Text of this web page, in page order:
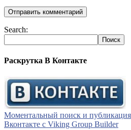
Search:
Раскрутка В Контакте
Моментальный поиск и
Вконтакте с Viking Group Builder